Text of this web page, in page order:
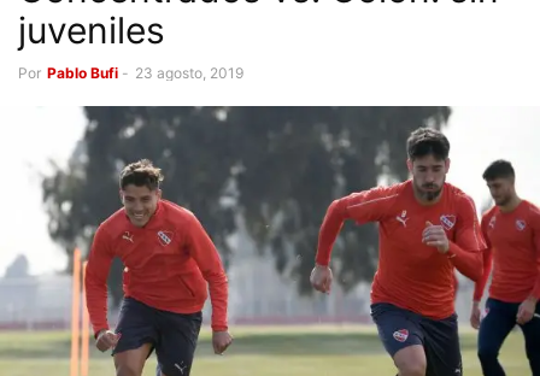
juveniles
Por Pablo Bufi - 23 agosto, 2019